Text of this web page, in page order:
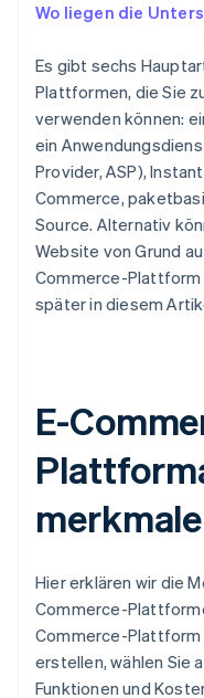
Wo liegen die
Es gibt sechs
Plattformen, die Sie
verwenden können:
ein
Provider, ASP),
Commerce,
Source. Alternativ
Website von Grund
Commerce-Plattform
später in diesem
E-
merkmale
Hier erklären wir die
Commerce-
Commerce-Plattform
erstellen, wählen Sie
Funktionen und